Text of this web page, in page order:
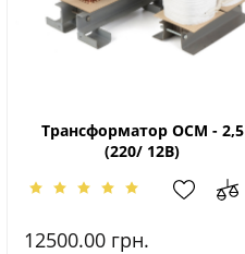
Трансформатор ОСМ - 2,5
(220/ 12В)
12500.00 грн.